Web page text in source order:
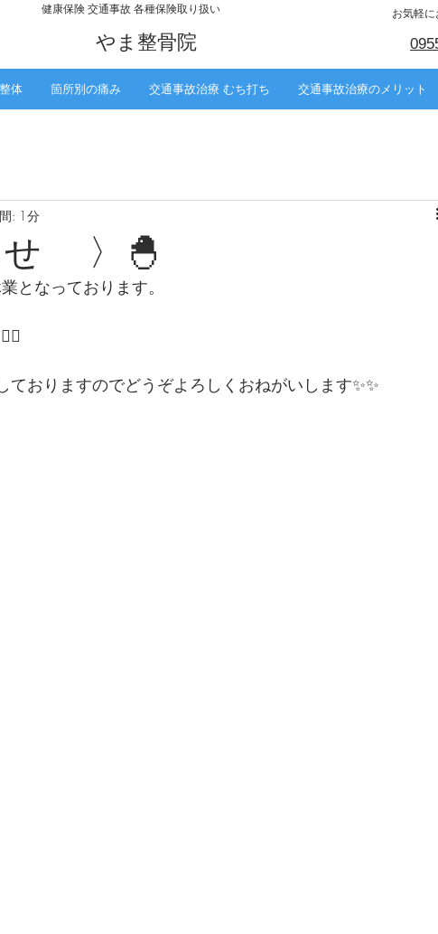
​健康保険 交通事故 各種保険取り扱い
​やま整骨院
お気軽
体 箇所別の痛み 交通事故治療 むち打ち 交通事故治療のメリット
せ 〉🐣
: 1分
となっております。
おりますのでどうぞよろしくおねがいします✨✨